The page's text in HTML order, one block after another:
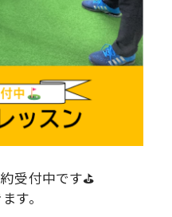
受付中です⛳
す。